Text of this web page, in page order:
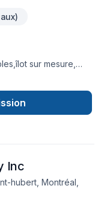
sur mesure,
, installation
franc et autre ,
vapeur, ect..... tout
Inc
hubert, Montréal,